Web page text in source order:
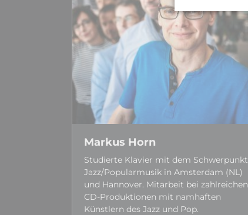
Markus Horn
Studierte Klavier mit dem Schwer­punkt
Jazz/Popular­­musik in Amsterdam (NL)
und Hannover. Mitarbeit bei zahl­reichen
CD-Produk­tionen mit namhaften
Künstlern des Jazz und Pop.